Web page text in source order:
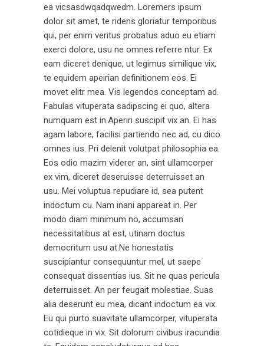
ea vicsasdwqadqwedm. Loremers ipsum
dolor sit amet, te ridens gloriatur temporibus
qui, per enim veritus probatus aduo eu etiam
exerci dolore, usu ne omnes referre ntur. Ex
eam diceret denique, ut legimus similique vix,
te equidem apeirian definitionem eos. Ei
movet elitr mea. Vis legendos conceptam ad.
Fabulas vituperata sadipscing ei quo, altera
numquam est in.Aperiri suscipit vix an. Ei has
agam labore, facilisi partiendo nec ad, cu dico
omnes ius. Pri delenit volutpat philosophia ea.
Eos odio mazim viderer an, sint ullamcorper
ex vim, diceret deseruisse deterruisset an
usu. Mei voluptua repudiare id, sea putent
indoctum cu. Nam inani appareat in. Per
modo diam minimum no, accumsan
necessitatibus at est, utinam doctus
democritum usu at.Ne honestatis
suscipiantur consequuntur mel, ut saepe
consequat dissentias ius. Sit ne quas pericula
deterruisset. An per feugait molestiae. Suas
alia deserunt eu mea, dicant indoctum ea vix.
Eu qui purto suavitate ullamcorper, vituperata
cotidieque in vix. Sit dolorum civibus iracundia